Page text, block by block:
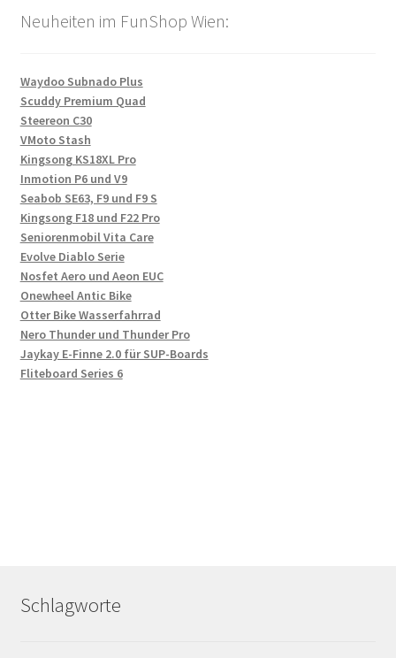
Neuheiten im FunShop Wien:
Waydoo Subnado Plus
Scuddy Premium Quad
Steereon C30
VMoto Stash
Kingsong KS18XL Pro
Inmotion P6 und V9
Seabob SE63, F9 und F9 S
Kingsong F18 und F22 Pro
Seniorenmobil Vita Care
Evolve Diablo Serie
Nosfet Aero und Aeon EUC
Onewheel Antic Bike
Otter Bike Wasserfahrrad
Nero Thunder und Thunder Pro
Jaykay E-Finne 2.0 für SUP-Boards
Fliteboard Series 6
Schlagworte